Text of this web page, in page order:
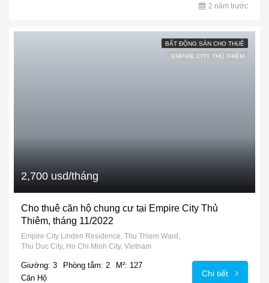
2 năm trước
BẤT ĐỘNG SẢN CHO THUÊ
EMPIRE CITY THỦ THIÊM
2,700 usd/tháng
Cho thuê căn hộ chung cư tại Empire City Thủ
Thiêm, tháng 11/2022
Empire City Linden Residence, Thu Thiem Ward,
Thu Duc City, Ho Chi Minh City, Vietnam
Giường: 3 Phòng tắm: 2
M²: 127
Căn Hộ
Chi tiết